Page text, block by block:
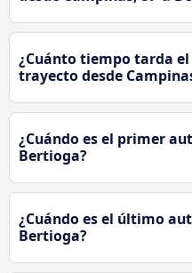
¿Cuánto tiempo tarda el
trayecto desde
¿Cuándo es el primer
Bertioga?
¿Cuándo es el último
Bertioga?